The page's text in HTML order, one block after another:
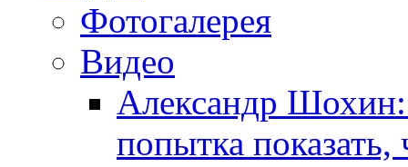
Фотогалерея
Видео
Александр
попытка